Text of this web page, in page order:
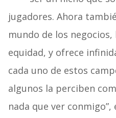
jugadores. Ahora
mundo de los negocios,
equidad, y ofrece
cada uno de estos
algunos la perciben
nada que ver conmigo”,